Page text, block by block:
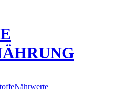
Nährwerte